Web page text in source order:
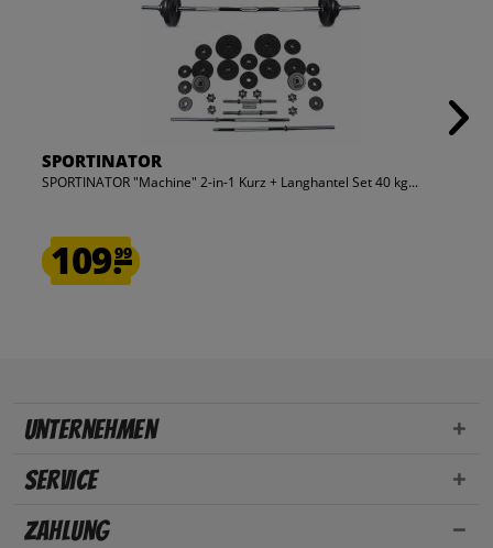
SPORTINATOR
SPORTINATOR "Machine" 2-in-1 Kurz + Langhantel Set 40 kg...
109.99
Unternehmen
Service
Zahlung